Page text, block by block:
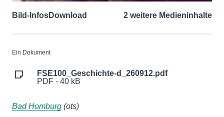
Bild-InfosDownload 2 weitere Medieninhalte
Ein Dokument
FSE100_Geschichte-d_260912.pdf
PDF - 40 kB
Bad Homburg (ots)